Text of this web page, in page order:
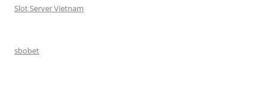
Slot Server Vietnam
sbobet